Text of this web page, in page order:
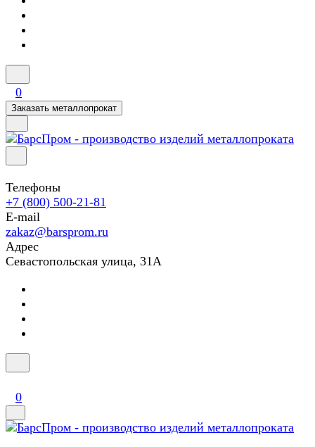
0
Заказать металлопрокат
Телефоны
+7 (800) 500-21-81
E-mail
zakaz@barsprom.ru
Адрес
Севастопольская улица, 31А
0